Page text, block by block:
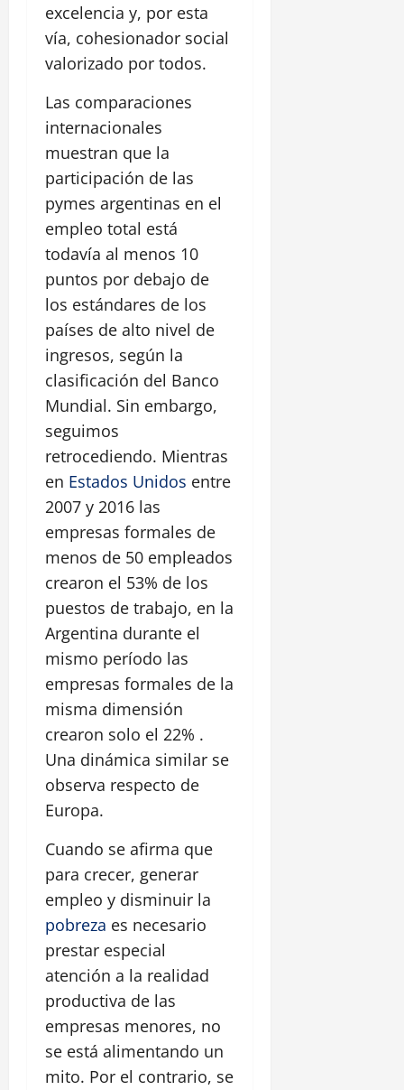
excelencia y, por esta
vía, cohesionador social
valorizado por todos.
Las comparaciones
internacionales
muestran que la
participación de las
pymes argentinas en el
empleo total está
todavía al menos 10
puntos por debajo de
los estándares de los
países de alto nivel de
ingresos, según la
clasificación del Banco
Mundial. Sin embargo,
seguimos
retrocediendo. Mientras
en Estados Unidos entre
2007 y 2016 las
empresas formales de
menos de 50 empleados
crearon el 53% de los
puestos de trabajo, en la
Argentina durante el
mismo período las
empresas formales de la
misma dimensión
crearon solo el 22% .
Una dinámica similar se
observa respecto de
Europa.
Cuando se afirma que
para crecer, generar
empleo y disminuir la
pobreza es necesario
prestar especial
atención a la realidad
productiva de las
empresas menores, no
se está alimentando un
mito. Por el contrario, se